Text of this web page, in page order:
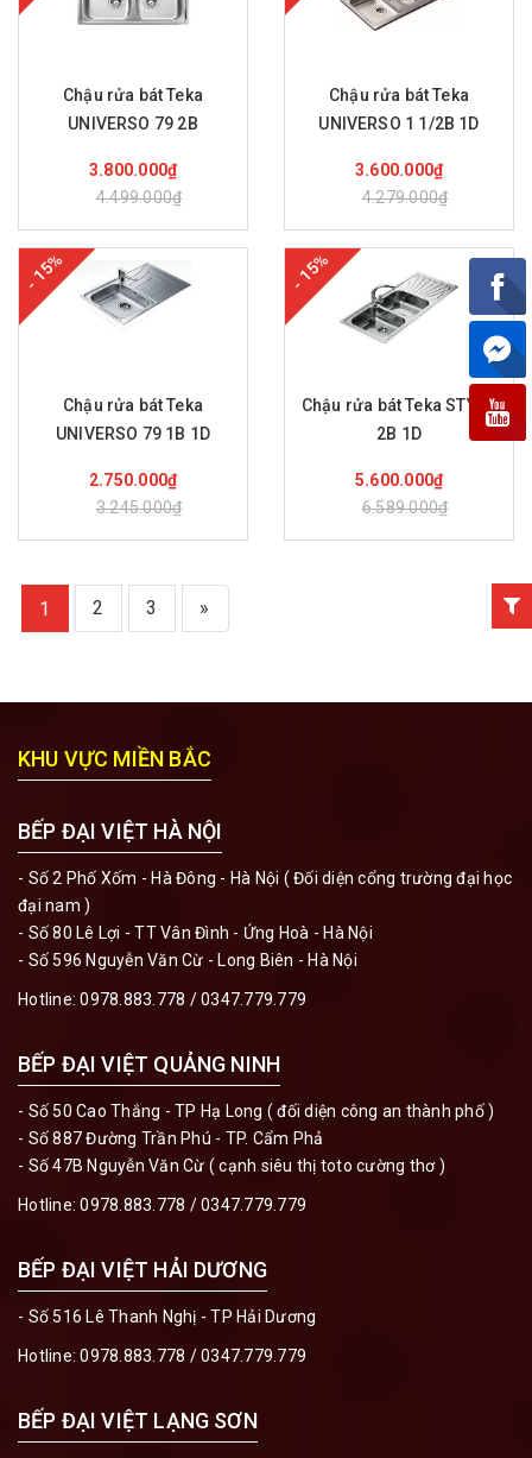
Chậu rửa bát Teka
UNIVERSO 79 2B
3.800.000₫
4.499.000₫
Chậu rửa bát Teka
UNIVERSO 1 1/2B 1D
3.600.000₫
4.279.000₫
- 15%
Chậu rửa bát Teka
UNIVERSO 79 1B 1D
2.750.000₫
3.245.000₫
- 15%
Chậu rửa bát Teka STYLO
2B 1D
5.600.000₫
6.589.000₫
1 2 3 »
KHU VỰC MIỀN BẮC
BẾP ĐẠI VIỆT HÀ NỘI
- Số 2 Phố Xốm - Hà Đông - Hà Nội ( Đối diện cổng trường đại học
đại nam )
- Số 80 Lê Lợi - TT Vân Đình - Ứng Hoà - Hà Nội
- Số 596 Nguyễn Văn Cừ - Long Biên - Hà Nội
Hotline:0978.883.778 /0347.779.779
BẾP ĐẠI VIỆT QUẢNG NINH
- Số 50 Cao Thắng - TP Hạ Long ( đối diện công an thành phố )
- Số 887 Đường Trần Phú - TP. Cẩm Phả
- Số 47B Nguyễn Văn Cừ ( cạnh siêu thị toto cường thơ )
Hotline:0978.883.778 /0347.779.779
BẾP ĐẠI VIỆT HẢI DƯƠNG
- Số 516 Lê Thanh Nghị - TP Hải Dương
Hotline:0978.883.778 /0347.779.779
BẾP ĐẠI VIỆT LẠNG SƠN